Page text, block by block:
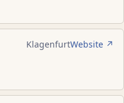
KlagenfurtWebsite ↗